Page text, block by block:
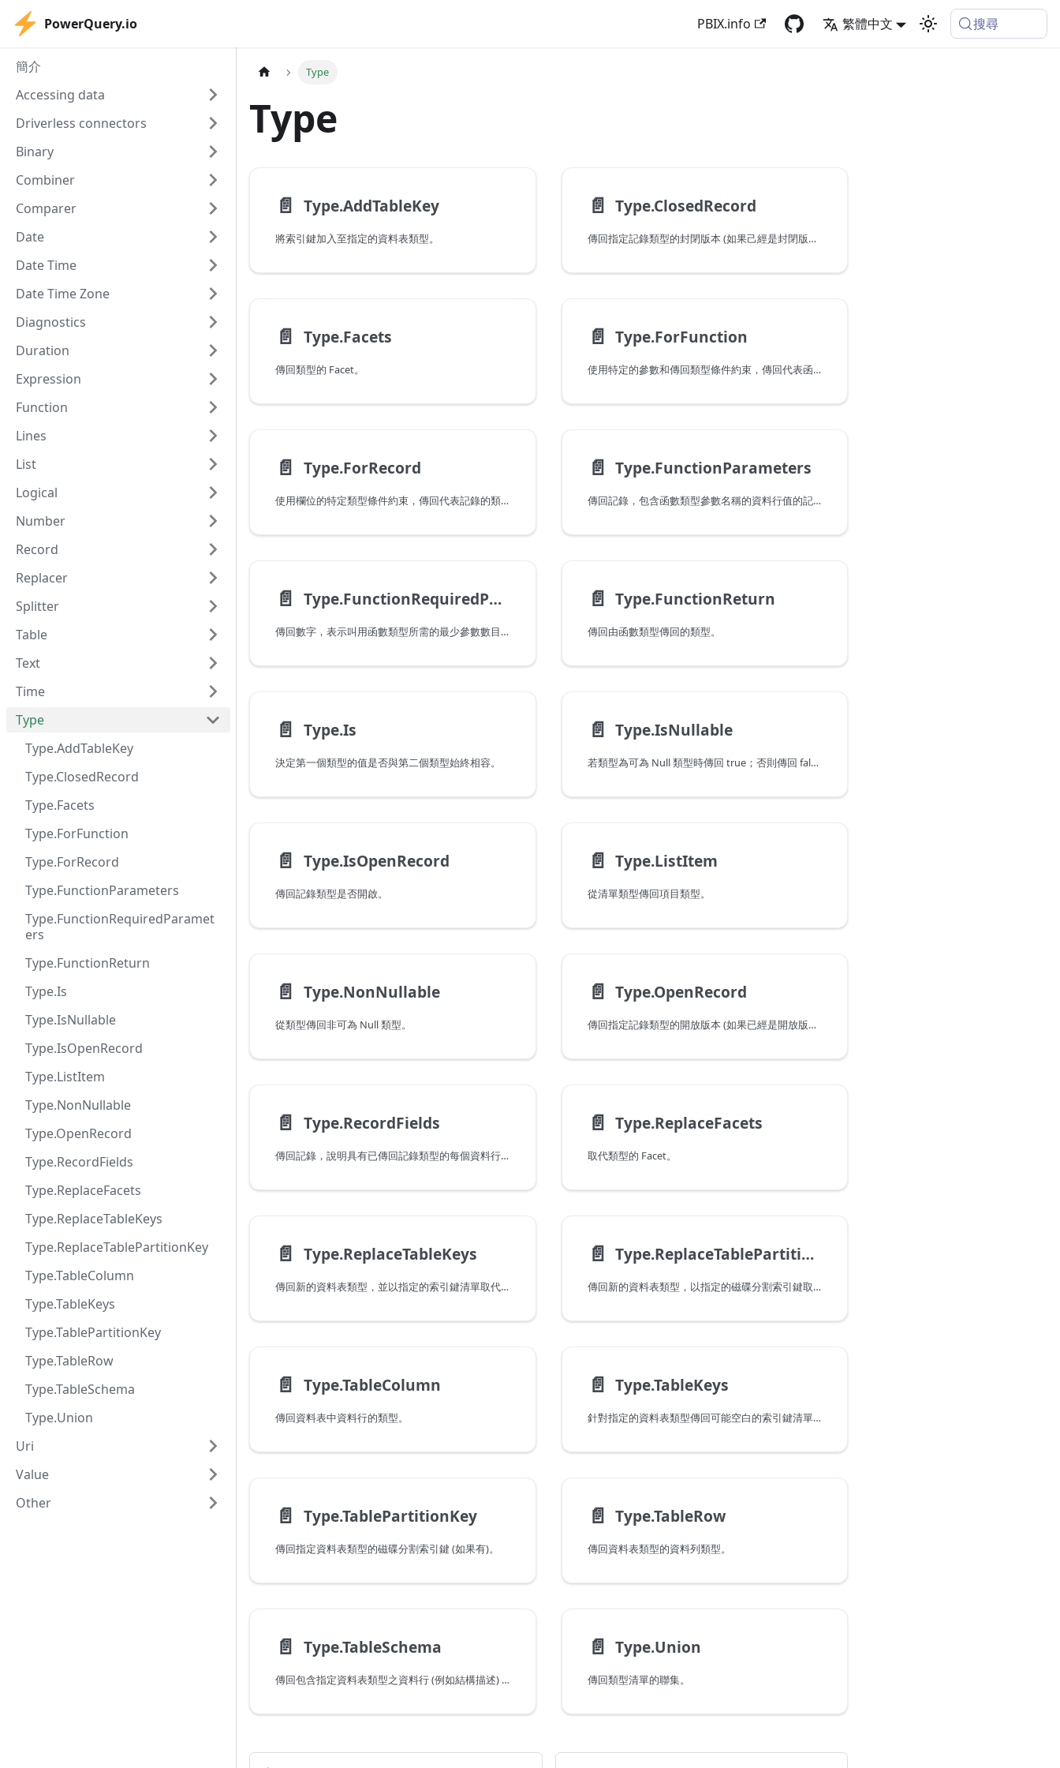
PowerQuery.io PBIX.info 繁體中文 搜尋
簡介
Accessing data
Driverless connectors
Binary
Combiner
Comparer
Date
Date Time
Date Time Zone
Diagnostics
Duration
Expression
Function
Lines
List
Logical
Number
Record
Replacer
Splitter
Table
Text
Time
Type
Type.AddTableKey
Type.ClosedRecord
Type.Facets
Type.ForFunction
Type.ForRecord
Type.FunctionParameters
Type.FunctionRequiredParamet
ers
Type.FunctionReturn
Type.Is
Type.IsNullable
Type.IsOpenRecord
Type.ListItem
Type.NonNullable
Type.OpenRecord
Type.RecordFields
Type.ReplaceFacets
Type.ReplaceTableKeys
Type.ReplaceTablePartitionKey
Type.TableColumn
Type.TableKeys
Type.TablePartitionKey
Type.TableRow
Type.TableSchema
Type.Union
Uri
Value
Other
Type
Type
📄️ Type.AddTableKey
將索引鍵加入至指定的資料表類型。
📄️ Type.ClosedRecord
傳回指定記錄類型的封閉版本 (如果己經是封閉版本則需為相同類型)。
📄️ Type.Facets
傳回類型的 Facet。
📄️ Type.ForFunction
使用特定的參數和傳回類型條件約束，傳回代表函數的類型。
📄️ Type.ForRecord
使用欄位的特定類型條件約束，傳回代表記錄的類型。
📄️ Type.FunctionParameters
傳回記錄，包含函數類型參數名稱的資料行值的記錄，以及其相對應類型的值設定。
📄️ Type.FunctionRequiredParameters
傳回數字，表示叫用函數類型所需的最少參數數目。
📄️ Type.FunctionReturn
傳回由函數類型傳回的類型。
📄️ Type.Is
決定第一個類型的值是否與第二個類型始終相容。
📄️ Type.IsNullable
若類型為可為 Null 類型時傳回 true；否則傳回 false。
📄️ Type.IsOpenRecord
傳回記錄類型是否開啟。
📄️ Type.ListItem
從清單類型傳回項目類型。
📄️ Type.NonNullable
從類型傳回非可為 Null 類型。
📄️ Type.OpenRecord
傳回指定記錄類型的開放版本 (如果已經是開放版本，則要是相同類型)。
📄️ Type.RecordFields
傳回記錄，說明具有已傳回記錄類型的每個資料行的記錄類型都有相對應的名稱和值。
📄️ Type.ReplaceFacets
取代類型的 Facet。
📄️ Type.ReplaceTableKeys
傳回新的資料表類型，並以指定的索引鍵清單取代所有所有索引鍵。
📄️ Type.ReplaceTablePartitionKey
傳回新的資料表類型，以指定的磁碟分割索引鍵取代磁碟分割索引鍵。
📄️ Type.TableColumn
傳回資料表中資料行的類型。
📄️ Type.TableKeys
針對指定的資料表類型傳回可能空白的索引鍵清單。
📄️ Type.TablePartitionKey
傳回指定資料表類型的磁碟分割索引鍵 (如果有)。
📄️ Type.TableRow
傳回資料表類型的資料列類型。
📄️ Type.TableSchema
傳回包含指定資料表類型之資料行 (例如結構描述) 描述的資料表。
📄️ Type.Union
傳回類型清單的聯集。